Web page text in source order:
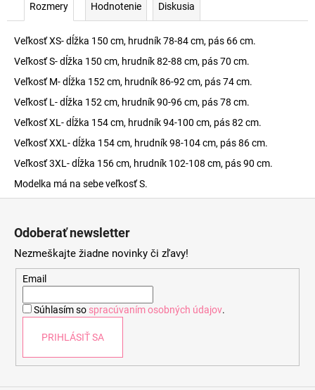
Rozmery Hodnotenie Diskusia
Veľkosť XS- dĺžka 150 cm, hrudník 78-84 cm, pás 66 cm.
Veľkosť S- dĺžka 150 cm, hrudník 82-88 cm, pás 70 cm.
Veľkosť M- dĺžka 152 cm, hrudník 86-92 cm, pás 74 cm.
Veľkosť L- dĺžka 152 cm, hrudník 90-96 cm, pás 78 cm.
Veľkosť XL- dĺžka 154 cm, hrudník 94-100 cm, pás 82 cm.
Veľkosť XXL- dĺžka 154 cm, hrudník 98-104 cm, pás 86 cm.
Veľkosť 3XL- dĺžka 156 cm, hrudník 102-108 cm, pás 90 cm.
Modelka má na sebe veľkosť S.
Odoberať newsletter
Nezmeškajte žiadne novinky či zľavy!
Email
Súhlasím so spracúvaním osobných údajov.
PRIHLÁSIŤ SA